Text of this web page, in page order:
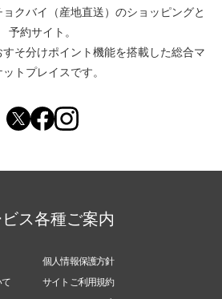
ョクバイ（産地直送） のショッピングと
予約サイト。
すそ分けポイント機能を搭載した総合マ
ットプレイスです。
ス各種ご案内
個人情報保護方針
サイトご利用規約